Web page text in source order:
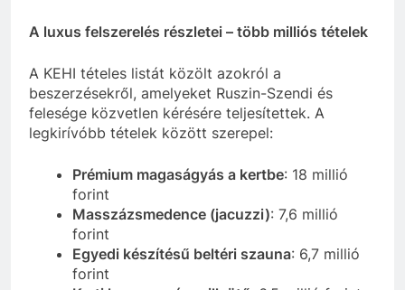
A luxus felszerelés részletei – több milliós tételek
A KEHI tételes listát közölt azokról a
beszerzésekről, amelyeket Ruszin-Szendi és
felesége közvetlen kérésére teljesítettek. A
legkirívóbb tételek között szerepel:
Prémium magaságyás a kertbe: 18 millió
forint
Masszázsmedence (jacuzzi): 7,6 millió
forint
Egyedi készítésű beltéri szauna: 6,7 millió
forint